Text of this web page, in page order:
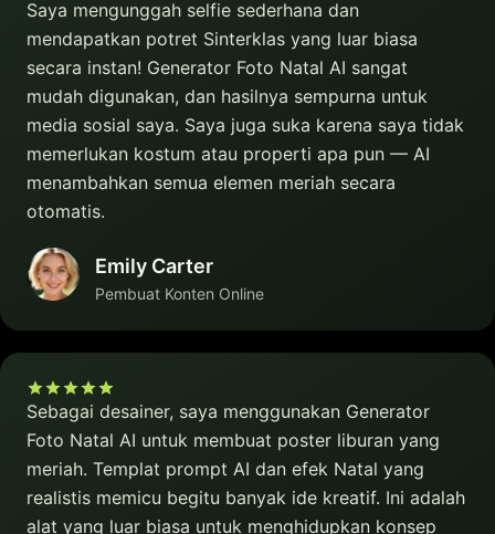
Saya mengunggah selfie sederhana dan
mendapatkan potret Sinterklas yang luar biasa
secara instan! Generator Foto Natal AI sangat
mudah digunakan, dan hasilnya sempurna untuk
media sosial saya. Saya juga suka karena saya tidak
memerlukan kostum atau properti apa pun — AI
menambahkan semua elemen meriah secara
otomatis.
Emily Carter
Pembuat Konten Online
Sebagai desainer, saya menggunakan Generator
Foto Natal AI untuk membuat poster liburan yang
meriah. Templat prompt AI dan efek Natal yang
realistis memicu begitu banyak ide kreatif. Ini adalah
alat yang luar biasa untuk menghidupkan konsep